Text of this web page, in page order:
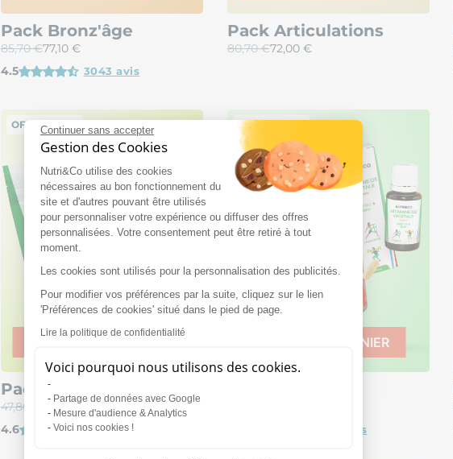
Continuer sans accepter
Gestion des Cookies
Nutri&Co utilise des cookies
nécessaires au bon fonctionnement du
site et d'autres pouvant être utilisés
pour personnaliser votre expérience ou diffuser des offres
personnalisées. Votre consentement peut être retiré à tout
moment.
Les cookies sont utilisés pour la personnalisation des publicités.
Pour modifier vos préférences par la suite, cliquez sur le lien
'Préférences de cookies' situé dans le pied de page.
Lire la politique de confidentialité
Voici pourquoi nous utilisons des cookies.
Partage de données avec Google
Mesure d'audience & Analytics
Voici nos cookies !
Pack Bronz'âge
85,70 €77,10 €
4.5
3043 avis
Pack Articulations
80,70 €72,00 €
AJOUTER AU PANIER
Pack Transit
47,80 €
45,00 €
4.6
1080 avis
OFFRE PACK
AJOUTER AU PANIER
2460 avis
OFFRE PACK